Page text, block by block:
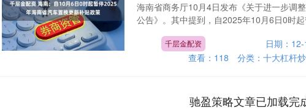
海南省商务厅10月4日发布《关于进一步调
公告》。其中提到，自2025年10月6日0时
千层金配资 日期：12-
查看： 118 分类： 十大杠杆
驰盈策略文章已加载完